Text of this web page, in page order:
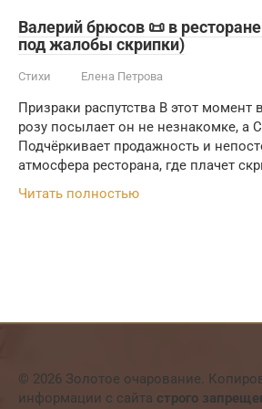
Валерий брюсов 📜 в
под жалобы скрипки)
Стихи Елена Петрова
Призраки распутства В этот момент
розу посылает он не незнакомке, а
Подчёркивает продажность и
атмосфера ресторана, где плачет
Читать полностью
© 2026 Золотое очарование.
информации с сайта строго